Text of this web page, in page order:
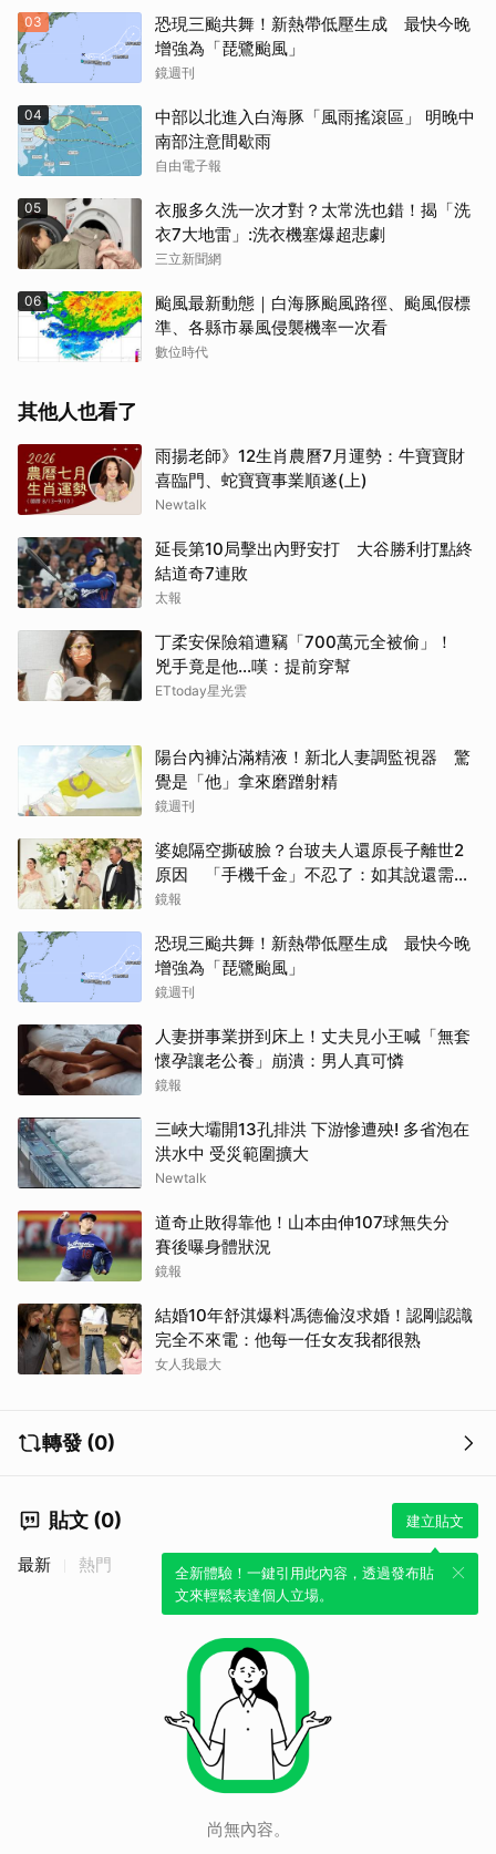
03
恐現三颱共舞！新熱帶低壓生成 最快今晚
增強為「琵鷺颱風」
鏡週刊
04
中部以北進入白海豚「風雨搖滾區」 明晚中
南部注意間歇雨
自由電子報
05
衣服多久洗一次才對？太常洗也錯！揭「洗
衣7大地雷」:洗衣機塞爆超悲劇
三立新聞網
06
颱風最新動態｜白海豚颱風路徑、颱風假標
準、各縣市暴風侵襲機率一次看
數位時代
其他人也看了
雨揚老師》12生肖農曆7月運勢：牛寶寶財
喜臨門、蛇寶寶事業順遂(上)
Newtalk
延長第10局擊出內野安打 大谷勝利打點終
結道奇7連敗
太報
丁柔安保險箱遭竊「700萬元全被偷」！
兇手竟是他...嘆：提前穿幫
ETtoday星光雲
陽台內褲沾滿精液！新北人妻調監視器 驚
覺是「他」拿來磨蹭射精
鏡週刊
婆媳隔空撕破臉？台玻夫人還原長子離世2
原因 「手機千金」不忍了：如其說還需要
離開嗎？
鏡報
恐現三颱共舞！新熱帶低壓生成 最快今晚
增強為「琵鷺颱風」
鏡週刊
人妻拼事業拼到床上！丈夫見小王喊「無套
懷孕讓老公養」崩潰：男人真可憐
鏡報
三峽大壩開13孔排洪 下游慘遭殃! 多省泡在
洪水中 受災範圍擴大
Newtalk
道奇止敗得靠他！山本由伸107球無失分
賽後曝身體狀況
鏡報
結婚10年舒淇爆料馮德倫沒求婚！認剛認識
完全不來電：他每一任女友我都很熟
女人我最大
轉發 (0)
貼文 (0) 建立貼文
全新體驗！一鍵引用此內容，透過發布貼
文來輕鬆表達個人立場。
最新 熱門
尚無內容。